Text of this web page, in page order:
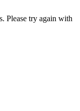
Please try again with